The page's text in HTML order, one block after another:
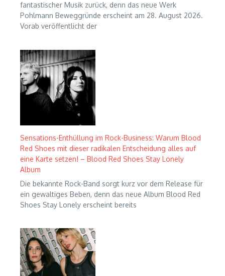
fantastischer Musik zurück, denn das neue Werk
Pohlmann Beweggründe erscheint am 28. August 2026.
Vorab veröffentlicht der
Sensations-Enthüllung im Rock-Business: Warum Blood
Red Shoes mit dieser radikalen Entscheidung alles auf
eine Karte setzen! – Blood Red Shoes Stay Lonely
Album
Die bekannte Rock-Band sorgt kurz vor dem Release für
ein gewaltiges Beben, denn das neue Album Blood Red
Shoes Stay Lonely erscheint bereits